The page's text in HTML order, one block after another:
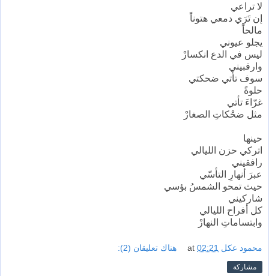
لا تراعي
إن تَرَي دمعي هتوناً
مالحاً
يجلو عيوني
ليس في الدع انكسارْ
وارقبيني
سوف تأتي ضحكتي
حلوةً
غرّاءَ تأتي
مثل ضحْكاتِ الصغارْ
حينها
اتركي حزن الليالي
رافقيني
عبرَ أنهارِ التأسّي
حيث تمحو الشمسُ بؤسي
شاركيني
كل أفراح الليالي
وابتساماتِ النهارْ
محمود عكل at 02:21 هناك تعليقان (2):
مشاركة